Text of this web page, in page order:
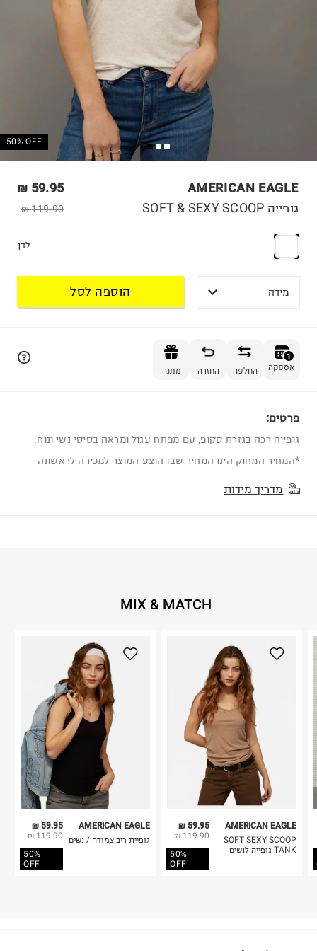
50% OFF
AMERICAN EAGLE
59.95 ₪
119.90 ₪ גופייה SOFT & SEXY SCOOP
לבן
מידה הוספה לסל
1
אספקה החלפה החזרה מתנה
פרטים:
גופייה רכה בגזרת סקופ, עם מפתח עגול ומראה בסיסי נשי ונוח.
*המחיר המחוק הינו המחיר שבו הוצע המוצר למכירה לראשונה
מדריך מידות
MIX & MATCH
59.95 ₪
119.90 ₪
50%
OFF
AMERICAN EAGLE
גופיית ריב צמודה / נשים
59.95 ₪
119.90 ₪
50%
OFF
AMERICAN EAGLE
SOFT SEXY SCOOP
TANK גופייה לנשים